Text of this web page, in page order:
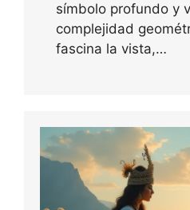
símbolo profundo y
complejidad
fascina la vista,…